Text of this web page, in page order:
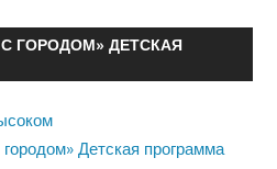
ГОРОДОМ» ДЕТСКАЯ
Детская программа